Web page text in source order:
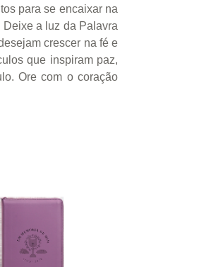
para se encaixar na
a luz da Palavra
crescer na fé e
que inspiram paz,
Ore com o coração